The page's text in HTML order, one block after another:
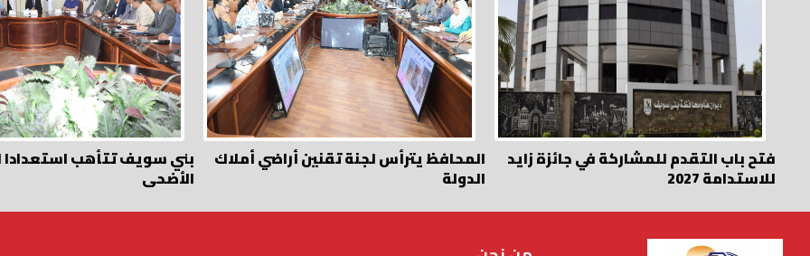
فتح باب التقدم للمشاركة في جائزة زايد
للاستدامة 2027
المحافظ يترأس لجنة تقنين أراضي أملاك
الدولة
بني سويف تتأهب استعدادا
الأضحى